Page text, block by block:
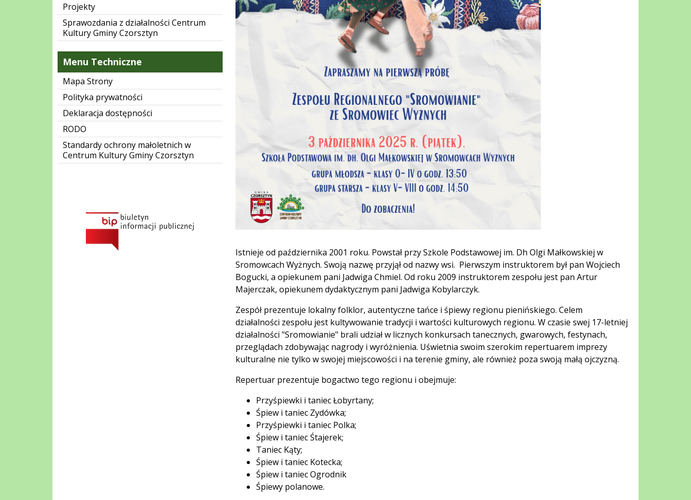
Projekty
Sprawozdania z działalności Centrum
Kultury Gminy Czorsztyn
Menu Techniczne
Mapa Strony
Polityka prywatności
Deklaracja dostępności
RODO
Standardy ochrony małoletnich w
Centrum Kultury Gminy Czorsztyn
Istnieje od października 2001 roku. Powstał przy Szkole Podstawowej im. Dh Olgi Małkowskiej w
Sromowcach Wyżnych. Swoją nazwę przyjął od nazwy wsi. Pierwszym instruktorem był pan Wojciech
Bogucki, a opiekunem pani Jadwiga Chmiel. Od roku 2009 instruktorem zespołu jest pan Artur
Majerczak, opiekunem dydaktycznym pani Jadwiga Kobylarczyk.
Zespół prezentuje lokalny folklor, autentyczne tańce i śpiewy regionu pienińskiego. Celem
działalności zespołu jest kultywowanie tradycji i wartości kulturowych regionu. W czasie swej 17-letniej
działalności "Sromowianie" brali udział w licznych konkursach tanecznych, gwarowych, festynach,
przeglądach zdobywając nagrody i wyróżnienia. Uświetnia swoim szerokim repertuarem imprezy
kulturalne nie tylko w swojej miejscowości i na terenie gminy, ale również poza swoją małą ojczyzną.
Repertuar prezentuje bogactwo tego regionu i obejmuje:
Przyśpiewki i taniec Łobyrtany;
Śpiew i taniec Zydówka;
Przyśpiewki i taniec Polka;
Śpiew i taniec Śtajerek;
Taniec Kąty;
Śpiew i taniec Kotecka;
Śpiew i taniec Ogrodnik
Śpiewy polanowe.